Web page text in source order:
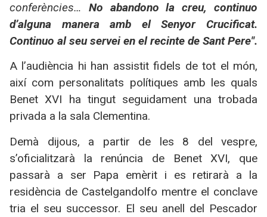
conferències… No abandono la creu, continuo
d’alguna manera amb el Senyor Crucificat.
Continuo al seu servei en el recinte de Sant Pere".
A l’audiència hi han assistit fidels de tot el món,
així com personalitats polítiques amb les quals
Benet XVI ha tingut seguidament una trobada
privada a la sala Clementina.
Demà dijous, a partir de les 8 del vespre,
s’oficialitzarà la renúncia de Benet XVI, que
passarà a ser Papa emèrit i es retirarà a la
residència de Castelgandolfo mentre el conclave
tria el seu successor. El seu anell del Pescador